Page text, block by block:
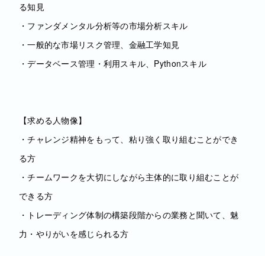
る知見
・ファンダメンタル分析等の市場分析スキル
・一般的な市場リスク管理、金融工学知見
・データベース管理・利用スキル、Pythonスキル
【求める人物像】
・チャレンジ精神をもって、粘り強く取り組むことができ
る方
・チームワークを大切にしながら主体的に取り組むことが
できる方
・トレーディング体制の構築段階からの業務と聞いて、魅
力・やりがいを感じられる方